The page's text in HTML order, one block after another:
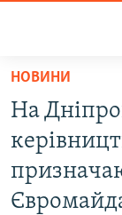
Перейти
основного
матеріалу
Перейти
до
основної
ВОДА.КРИМ
ВІДЕО ТА ФОТО
ПОЛІТИКА
НОВИНИ
На